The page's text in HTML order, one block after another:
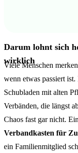
Darum lohnt sich
wirklich
Viele Menschen
wenn etwas passiert
Schubladen mit alten
Verbänden, die längst
Chaos fast gar nicht.
Verbandkasten für
ein Familienmitglied